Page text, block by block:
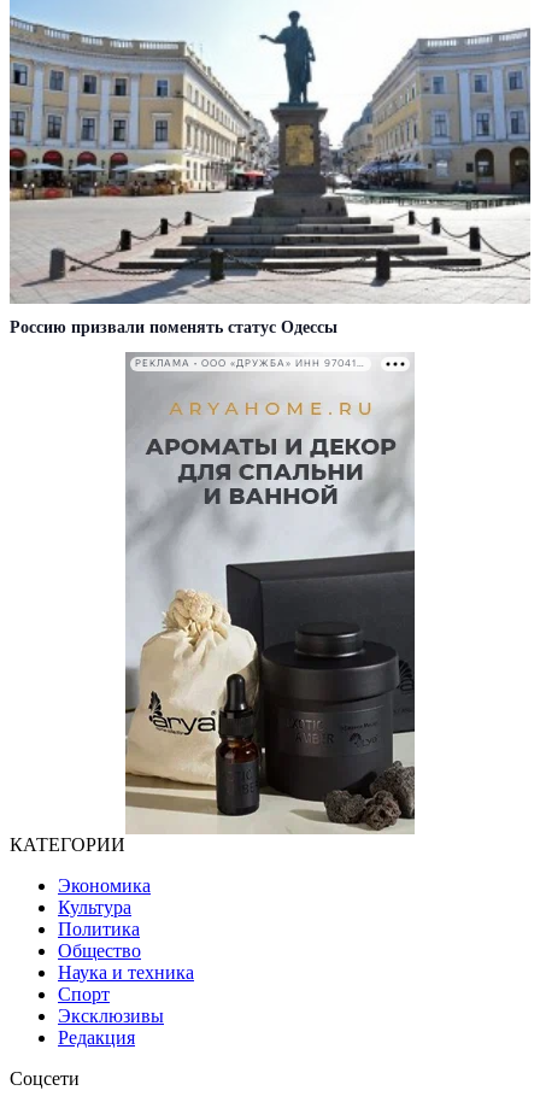
Россию призвали поменять статус Одессы
РЕКЛАМА • ООО «ДРУЖБА» ИНН 9704146411
КАТЕГОРИИ
Экономика
Культура
Политика
Общество
Наука и техника
Спорт
Эксклюзивы
Редакция
Соцсети